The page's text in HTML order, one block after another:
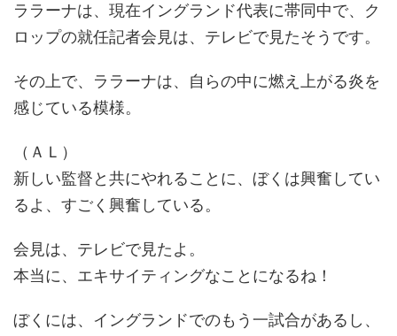
ララーナは、現在イングランド代表に帯同中で、ク
ロップの就任記者会見は、テレビで見たそうです。
その上で、ララーナは、自らの中に燃え上がる炎を
感じている模様。
（ＡＬ）
新しい監督と共にやれることに、ぼくは興奮してい
るよ、すごく興奮している。
会見は、テレビで見たよ。
本当に、エキサイティングなことになるね！
ぼくには、イングランドでのもう一試合があるし、